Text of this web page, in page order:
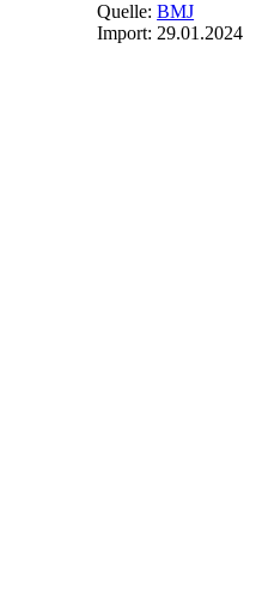
Quelle:BMJ
Import: 29.01.2024